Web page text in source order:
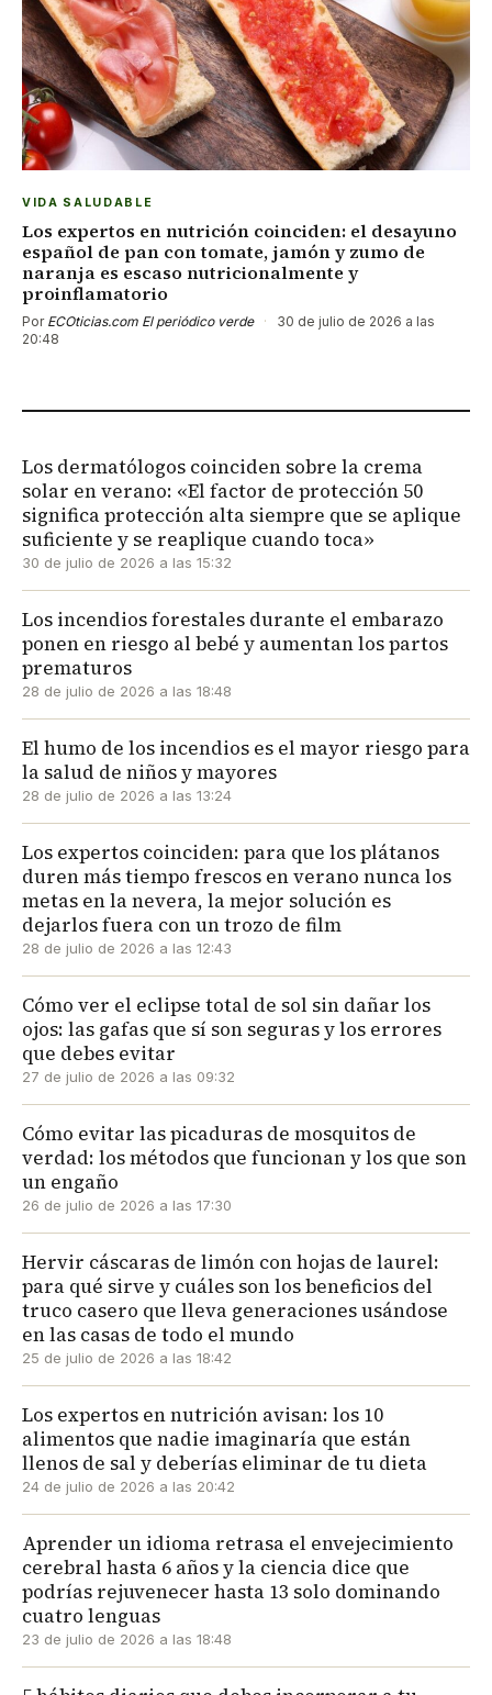
VIDA SALUDABLE
Los expertos en nutrición coinciden: el desayuno
español de pan con tomate, jamón y zumo de
naranja es escaso nutricionalmente y
proinflamatorio
Por ECOticias.com El periódico verde ·
30 de julio de 2026 a las
20:48
Los dermatólogos coinciden sobre la crema
solar en verano: «El factor de protección 50
significa protección alta siempre que se aplique
suficiente y se reaplique cuando toca»
30 de julio de 2026 a las 15:32
Los incendios forestales durante el embarazo
ponen en riesgo al bebé y aumentan los partos
prematuros
28 de julio de 2026 a las 18:48
El humo de los incendios es el mayor riesgo para
la salud de niños y mayores
28 de julio de 2026 a las 13:24
Los expertos coinciden: para que los plátanos
duren más tiempo frescos en verano nunca los
metas en la nevera, la mejor solución es
dejarlos fuera con un trozo de film
28 de julio de 2026 a las 12:43
Cómo ver el eclipse total de sol sin dañar los
ojos: las gafas que sí son seguras y los errores
que debes evitar
27 de julio de 2026 a las 09:32
Cómo evitar las picaduras de mosquitos de
verdad: los métodos que funcionan y los que son
un engaño
26 de julio de 2026 a las 17:30
Hervir cáscaras de limón con hojas de laurel:
para qué sirve y cuáles son los beneficios del
truco casero que lleva generaciones usándose
en las casas de todo el mundo
25 de julio de 2026 a las 18:42
Los expertos en nutrición avisan: los 10
alimentos que nadie imaginaría que están
llenos de sal y deberías eliminar de tu dieta
24 de julio de 2026 a las 20:42
Aprender un idioma retrasa el envejecimiento
cerebral hasta 6 años y la ciencia dice que
podrías rejuvenecer hasta 13 solo dominando
cuatro lenguas
23 de julio de 2026 a las 18:48